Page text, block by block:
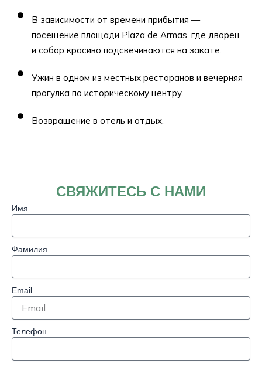
В зависимости от времени прибытия —
посещение площади Plaza de Armas, где дворец
и собор красиво подсвечиваются на закате.
Ужин в одном из местных ресторанов и вечерняя
прогулка по историческому центру.
Возвращение в отель и отдых.
СВЯЖИТЕСЬ С НАМИ
Имя
Фамилия
Email
Телефон